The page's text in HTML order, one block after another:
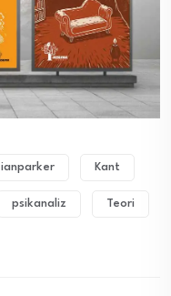
ianparker Kant
psikanaliz Teori